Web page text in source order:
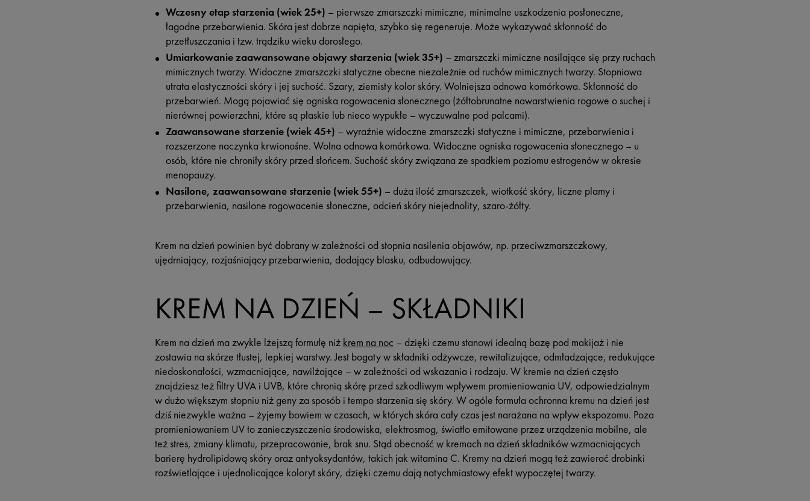
Wczesny etap starzenia (wiek 25+) – pierwsze zmarszczki mimiczne, minimalne uszkodzenia posłoneczne,
łagodne przebarwienia. Skóra jest dobrze napięta, szybko się regeneruje. Może wykazywać skłonność do
przetłuszczania i tzw. trądziku wieku dorosłego.
Umiarkowanie zaawansowane objawy starzenia (wiek 35+) – zmarszczki mimiczne nasilające się przy ruchach
mimicznych twarzy. Widoczne zmarszczki statyczne obecne niezależnie od ruchów mimicznych twarzy. Stopniowa
utrata elastyczności skóry i jej suchość. Szary, ziemisty kolor skóry. Wolniejsza odnowa komórkowa. Skłonność do
przebarwień. Mogą pojawiać się ogniska rogowacenia słonecznego (żółtobrunatne nawarstwienia rogowe o suchej i
nierównej powierzchni, które są płaskie lub nieco wypukłe – wyczuwalne pod palcami).
Zaawansowane starzenie (wiek 45+) – wyraźnie widoczne zmarszczki statyczne i mimiczne, przebarwienia i
rozszerzone naczynka krwionośne. Wolna odnowa komórkowa. Widoczne ogniska rogowacenia słonecznego – u
osób, które nie chroniły skóry przed słońcem. Suchość skóry związana ze spadkiem poziomu estrogenów w okresie
menopauzy.
Nasilone, zaawansowane starzenie (wiek 55+) – duża ilość zmarszczek, wiotkość skóry, liczne plamy i
przebarwienia, nasilone rogowacenie słoneczne, odcień skóry niejednolity, szaro-żółty.
Krem na dzień powinien być dobrany w zależności od stopnia nasilenia objawów, np. przeciwzmarszczkowy,
ujędrniający, rozjaśniający przebarwienia, dodający blasku, odbudowujący.
KREM NA DZIEŃ – SKŁADNIKI
Krem na dzień ma zwykle lżejszą formułę niż krem na noc – dzięki czemu stanowi idealną bazę pod makijaż i nie
zostawia na skórze tłustej, lepkiej warstwy. Jest bogaty w składniki odżywcze, rewitalizujące, odmładzające, redukujące
niedoskonałości, wzmacniające, nawilżające – w zależności od wskazania i rodzaju. W kremie na dzień często
znajdziesz też filtry UVA i UVB, które chronią skórę przed szkodliwym wpływem promieniowania UV, odpowiedzialnym
w dużo większym stopniu niż geny za sposób i tempo starzenia się skóry. W ogóle formuła ochronna kremu na dzień jest
dziś niezwykle ważna – żyjemy bowiem w czasach, w których skóra cały czas jest narażana na wpływ ekspozomu. Poza
promieniowaniem UV to zanieczyszczenia środowiska, elektrosmog, światło emitowane przez urządzenia mobilne, ale
też stres, zmiany klimatu, przepracowanie, brak snu. Stąd obecność w kremach na dzień składników wzmacniających
barierę hydrolipidową skóry oraz antyoksydantów, takich jak witamina C. Kremy na dzień mogą też zawierać drobinki
rozświetlające i ujednolicające koloryt skóry, dzięki czemu dają natychmiastowy efekt wypoczętej twarzy.